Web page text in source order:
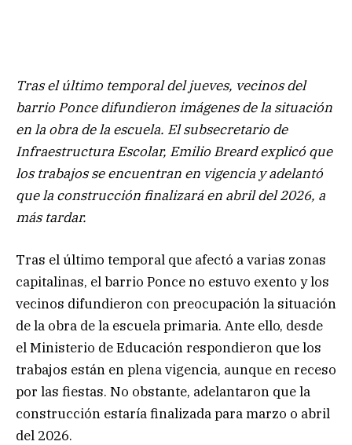
Tras el último temporal del jueves, vecinos del
barrio Ponce difundieron imágenes de la situación
en la obra de la escuela. El subsecretario de
Infraestructura Escolar, Emilio Breard explicó que
los trabajos se encuentran en vigencia y adelantó
que la construcción finalizará en abril del 2026, a
más tardar.
Tras el último temporal que afectó a varias zonas
capitalinas, el barrio Ponce no estuvo exento y los
vecinos difundieron con preocupación la situación
de la obra de la escuela primaria. Ante ello, desde
el Ministerio de Educación respondieron que los
trabajos están en plena vigencia, aunque en receso
por las fiestas. No obstante, adelantaron que la
construcción estaría finalizada para marzo o abril
del 2026.